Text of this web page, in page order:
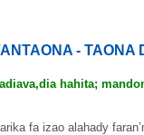
- TAONA
hahita;
fa izao alahady